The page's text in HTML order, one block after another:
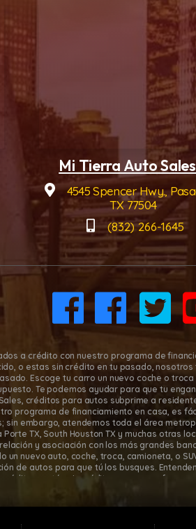
Mi Tierra Auto
4545 Spencer Hwy.,
TX 77504
(832) 266-1645
a crédito con nuestro programa de
o estas sin crédito en tu pasado,
Escoge tu carro un nuevo coche o
Te podemos ayudar para que tu
créditos para autos subprime a
programa de financiamiento en casa, es
sin embargo, atendemos toda el área
Porte TX, South Houston TX y muchas otras
y asociación con los más grandes
un nuevo auto, coche, troca, camioneta, o
de autos para que tú los busques.
o están sin crédito, y por eso
para preaprobación de auto usado o llama